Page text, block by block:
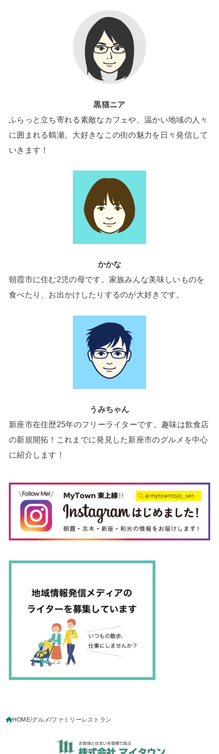
黒猫ニア
ふらっと立ち寄れる素敵なカフェや、温かい地域の人々
に囲まれる鶴瀬。大好きなこの街の魅力を日々発信して
いきます！
かかな
朝霞市に住む2児の母です。家族みんな美味しいものを
食べたり、お出かけしたりするのが大好きです。
うみちゃん
新座市在住歴25年のフリーライターです。趣味は飲食店
の新規開拓！これまでに発見した新座市のグルメを中心
に紹介します！
HOME グルメ ファミリーレストラン